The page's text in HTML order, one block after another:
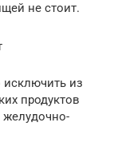
не стоит.
из
продуктов
желудочно-